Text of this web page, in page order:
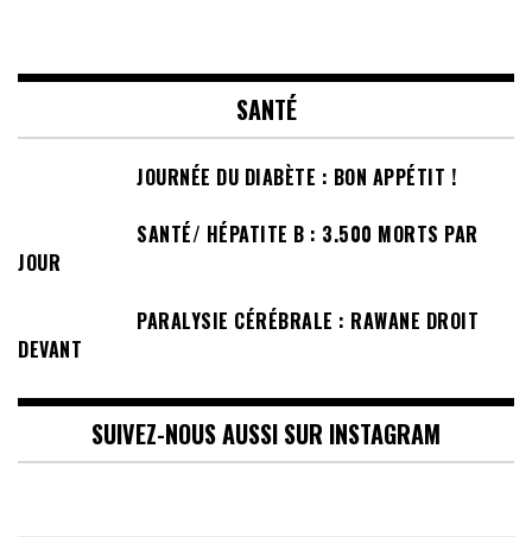
SANTÉ
JOURNÉE DU DIABÈTE : BON APPÉTIT !
SANTÉ/ HÉPATITE B : 3.500 MORTS PAR
JOUR
PARALYSIE CÉRÉBRALE : RAWANE DROIT
DEVANT
SUIVEZ-NOUS AUSSI SUR INSTAGRAM